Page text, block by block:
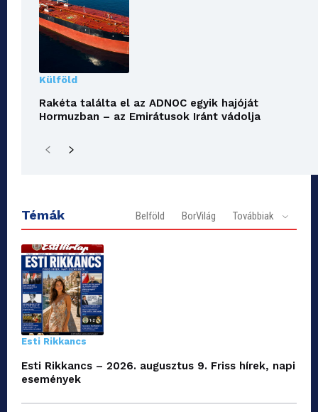
Külföld
Rakéta találta el az ADNOC egyik hajóját
Hormuzban – az Emirátusok Iránt vádolja
Témák Belföld BorVilág Továbbiak
Esti Rikkancs
Esti Rikkancs – 2026. augusztus 9. Friss hírek, napi
események